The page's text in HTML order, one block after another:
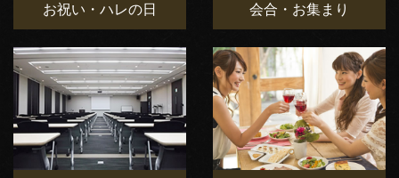
お祝い・ハレの日 会合・お集まり